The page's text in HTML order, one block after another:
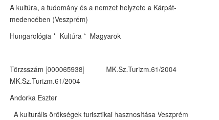
A kultúra, a tudomány és a nemzet helyzete a Kárpát-
medencében (Veszprém)
Hungarológia * Kultúra * Magyarok
Törzsszám [000065938] MK.Sz.Turizm.61/2004
MK.Sz.Turizm.61/2004
Andorka Eszter
A kulturális örökségek turisztikai hasznosítása Veszprém